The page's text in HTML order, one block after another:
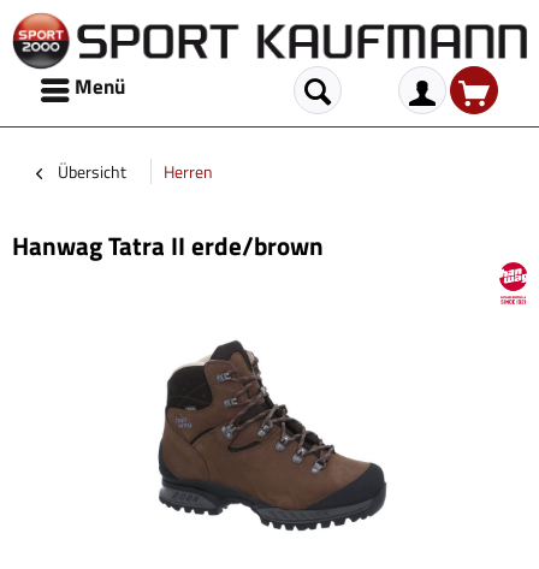
Menü
Übersicht Herren
Hanwag Tatra II erde/brown